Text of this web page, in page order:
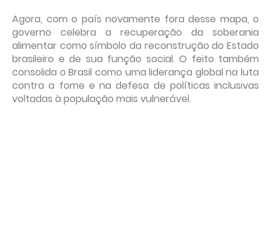
Agora, com o país novamente fora desse mapa, o
governo celebra a recuperação da soberania
alimentar como símbolo da reconstrução do Estado
brasileiro e de sua função social. O feito também
consolida o Brasil como uma liderança global na luta
contra a fome e na defesa de políticas inclusivas
voltadas à população mais vulnerável.